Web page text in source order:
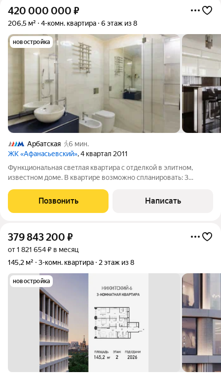
420 000 000 ₽
206,5 м² 4-комн. квартира 6 этаж из 8
новостройка
Арбатская
6 мин.
ЖК «Афанасьевский», 4 квартал 2011
Функциональная светлая квартира с отделкой в элитном,
известном доме. В квартире возможно спланировать: 3
Виды направлены в тихие арбатские переулки. В стоимость
входят 2 машиноместа в
Позвонить Написать
379 843 200 ₽
от 1 821 654 ₽ в месяц
145,2 м²
3-комн. квартира 2 этаж из 8
новостройка